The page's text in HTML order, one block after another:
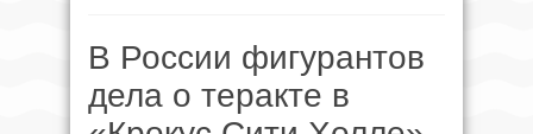
В России фигурантов
дела о теракте в